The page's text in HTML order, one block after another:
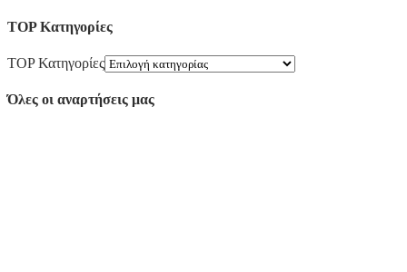
TOP Κατηγορίες
TOP Κατηγορίες
Όλες οι αναρτήσεις μας